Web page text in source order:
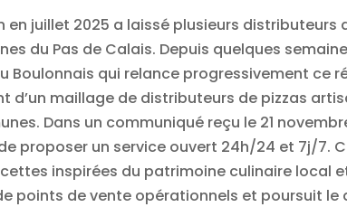
en juillet 2025 a laissé plusieurs
du Pas de Calais. Depuis quelques
Boulonnais qui relance progressivement ce
d’un maillage de distributeurs de pizzas
Dans un communiqué reçu le 21
proposer un service ouvert 24h/24 et 7j/7.
inspirées du patrimoine culinaire local
points de vente opérationnels et poursuit